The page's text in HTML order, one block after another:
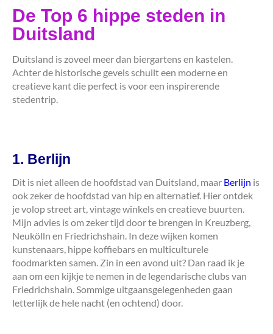
De Top 6 hippe steden in
Duitsland
Duitsland is zoveel meer dan biergartens en kastelen.
Achter de historische gevels schuilt een moderne en
creatieve kant die perfect is voor een inspirerende
stedentrip.
1. Berlijn
Dit is niet alleen de hoofdstad van Duitsland, maar Berlijn is
ook zeker de hoofdstad van hip en alternatief. Hier ontdek
je volop street art, vintage winkels en creatieve buurten.
Mijn advies is om zeker tijd door te brengen in Kreuzberg,
Neukölln en Friedrichshain. In deze wijken komen
kunstenaars, hippe koffiebars en multiculturele
foodmarkten samen. Zin in een avond uit? Dan raad ik je
aan om een kijkje te nemen in de legendarische clubs van
Friedrichshain. Sommige uitgaansgelegenheden gaan
letterlijk de hele nacht (en ochtend) door.